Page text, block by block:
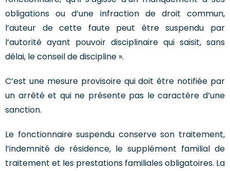
obligations ou d’une infraction de droit commun,
l’auteur de cette faute peut être suspendu par
l’autorité ayant pouvoir disciplinaire qui saisit, sans
délai, le conseil de discipline ».
C’est une mesure provisoire qui doit être notifiée par
un arrêté et qui ne présente pas le caractère d’une
sanction.
Le fonctionnaire suspendu conserve son traitement,
l’indemnité de résidence, le supplément familial de
traitement et les prestations familiales obligatoires. La